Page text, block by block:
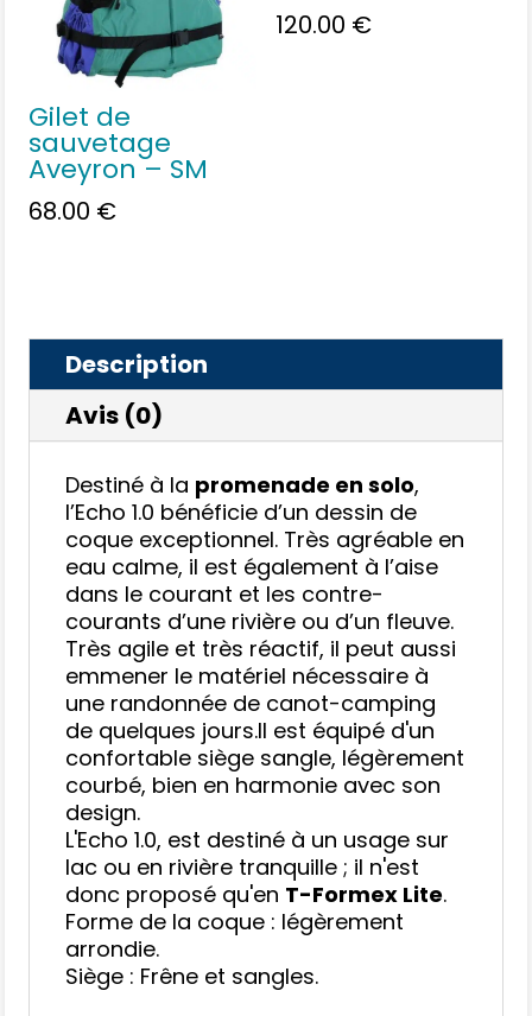
Gilet de
sauvetage
Aveyron – SM
68.00 €
120.00 €
Description
Avis (0)
Destiné à la promenade en solo,
l’Echo 1.0 bénéficie d’un dessin de
coque exceptionnel. Très agréable en
eau calme, il est également à l’aise
dans le courant et les contre-
courants d’une rivière ou d’un fleuve.
Très agile et très réactif, il peut aussi
emmener le matériel nécessaire à
une randonnée de canot-camping
de quelques jours.Il est équipé d'un
confortable siège sangle, légèrement
courbé, bien en harmonie avec son
design.
L'Echo 1.0, est destiné à un usage sur
lac ou en rivière tranquille ; il n'est
donc proposé qu'en T-Formex Lite.
Forme de la coque : légèrement
arrondie.
Siège : Frêne et sangles.